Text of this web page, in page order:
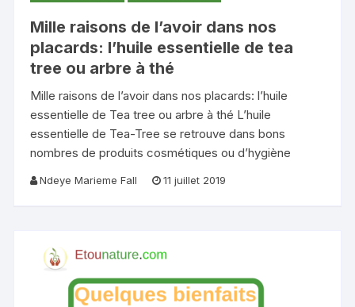
Mille raisons de l’avoir dans nos
placards: l’huile essentielle de tea
tree ou arbre à thé
Mille raisons de l’avoir dans nos placards: l’huile
essentielle de Tea tree ou arbre à thé L’huile
essentielle de Tea-Tree se retrouve dans bons
nombres de produits cosmétiques ou d’hygiène
Ndeye Marieme Fall 11 juillet 2019